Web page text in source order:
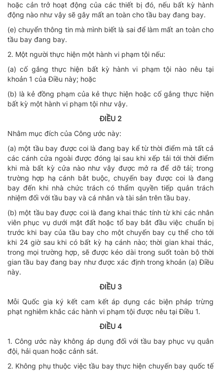
hoặc cản trở hoạt động của các thiết bị đó, nếu bất kỳ hành
động nào như vậy sẽ gây mất an toàn cho tầu bay đang bay.
(e) chuyển thông tin mà mình biết là sai để làm mất an toàn cho
tầu bay đang bay.
2. Một người thực hiện một hành vi phạm tội nếu:
(a) cố gắng thực hiện bất kỳ hành vi phạm tội nào nêu tại
khoản 1 của Điều này; hoặc
(b) là kẻ đồng phạm của kẻ thực hiện hoặc cố gắng thực hiện
bất kỳ một hành vi phạm tội như vậy.
ĐIỀU 2
Nhằm mục đích của Công ước này:
(a) một tầu bay được coi là đang bay kể từ thời điểm mà tất cả
các cánh cửa ngoài được đóng lại sau khi xếp tải tới thời điểm
khi mà bất kỳ cửa nào như vậy được mở ra để dỡ tải; trong
trường hợp hạ cánh bắt buộc, chuyến bay được coi là đang
bay đến khi nhà chức trách có thẩm quyền tiếp quản trách
nhiệm đối với tầu bay và cá nhân và tài sản trên tầu bay.
(b) một tầu bay được coi là đang khai thác tính từ khi các nhân
viên phục vụ dưới mặt đất hoặc tổ bay bắt đầu việc chuẩn bị
trước khi bay của tầu bay cho một chuyến bay cụ thể cho tới
khi 24 giờ sau khi có bất kỳ hạ cánh nào; thời gian khai thác,
trong mọi trường hợp, sẽ được kéo dài trong suốt toàn bộ thời
gian tầu bay đang bay như được xác định trong khoản (a) Điều
này.
ĐIỀU 3
Mỗi Quốc gia ký kết cam kết áp dụng các biện pháp trừng
phạt nghiêm khắc các hành vi phạm tội được nêu tại Điều 1.
ĐIỀU 4
1. Công ước này không áp dụng đối với tầu bay phục vụ quân
đội, hải quan hoặc cảnh sát.
2. Không phụ thuộc việc tầu bay thực hiện chuyến bay quốc tế